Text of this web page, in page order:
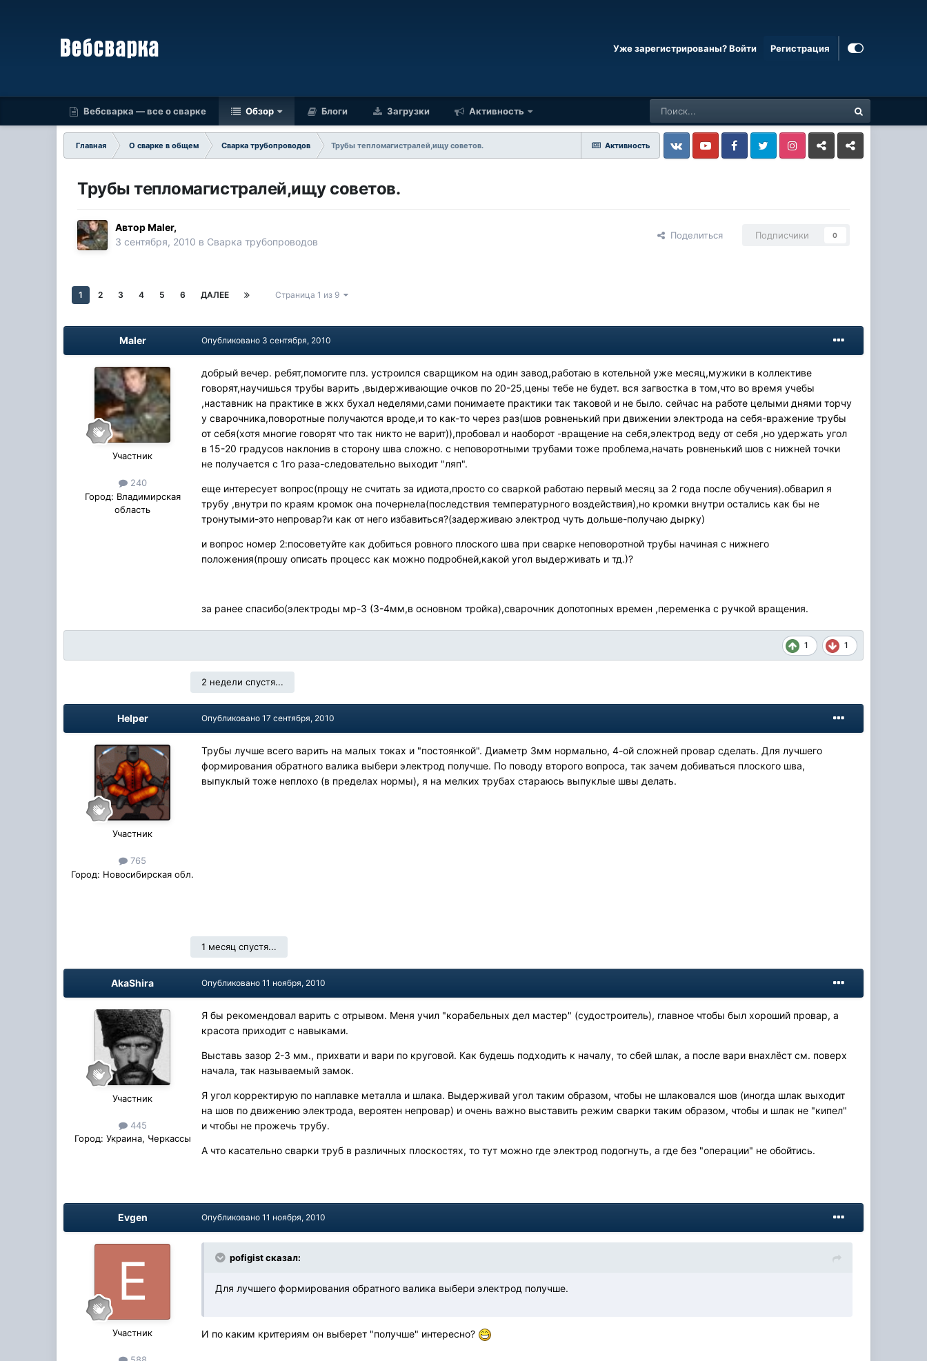
Уже зарегистрированы? Войти Регистрация
Вебсварка — все о сварке Обзор Блоги Загрузки Активность
Активность
Главная О сварке в общем Сварка трубопроводов
Трубы тепломагистралей,ищу советов.
VkontakteYouTube FacebookTwitter InstagramLivejournalOdnoklassniki
Трубы тепломагистралей,ищу советов.
АвторMaler,
3 сентября, 2010 в Сварка трубопроводов
Поделиться Подписчики 0
1 2 3 4 5 6 ДАЛЕЕ Страница 1 из 9
Maler
Участник
240
Город: Владимирская
область
Опубликовано 3 сентября, 2010
добрый вечер. ребят,помогите плз. устроился сварщиком на один завод,работаю в котельной уже месяц,мужики в коллективе
говорят,научишься трубы варить ,выдерживающие очков по 20-25,цены тебе не будет. вся загвостка в том,что во время учебы
,наставник на практике в жкх бухал неделями,сами понимаете практики так таковой и не было. сейчас на работе целыми днями торчу
у сварочника,поворотные получаются вроде,и то как-то через раз(шов ровненький при движении электрода на себя-вражение трубы
от себя(хотя многие говорят что так никто не варит)),пробовал и наоборот -вращение на себя,электрод веду от себя ,но удержать угол
в 15-20 градусов наклонив в сторону шва сложно. с неповоротными трубами тоже проблема,начать ровненький шов с нижней точки
не получается с 1го раза-следовательно выходит "ляп".
еще интересует вопрос(прощу не считать за идиота,просто со сваркой работаю первый месяц за 2 года после обучения).обварил я
трубу ,внутри по краям кромок она почернела(последствия температурного воздействия),но кромки внутри остались как бы не
тронутыми-это непровар?и как от него избавиться?(задерживаю электрод чуть дольше-получаю дырку)
и вопрос номер 2:посоветуйте как добиться ровного плоского шва при сварке неповоротной трубы начиная с нижнего
положения(прошу описать процесс как можно подробней,какой угол выдерживать и тд.)?
за ранее спасибо(электроды мр-3 (3-4мм,в основном тройка),сварочник допотопных времен ,переменка с ручкой вращения.
1 1
2 недели спустя...
Helper
Участник
765
Город: Новосибирская обл.
Опубликовано17 сентября, 2010
Трубы лучше всего варить на малых токах и "постоянкой". Диаметр 3мм нормально, 4-ой сложней провар сделать. Для лучшего
формирования обратного валика выбери электрод получше. По поводу второго вопроса, так зачем добиваться плоского шва,
выпуклый тоже неплохо (в пределах нормы), я на мелких трубах стараюсь выпуклые швы делать.
1 месяц спустя...
AkaShira
Участник
445
Город: Украина, Черкассы
Опубликовано11 ноября, 2010
Я бы рекомендовал варить с отрывом. Меня учил "корабельных дел мастер" (судостроитель), главное чтобы был хороший провар, а
красота приходит с навыками.
Выставь зазор 2-3 мм., прихвати и вари по круговой. Как будешь подходить к началу, то сбей шлак, а после вари внахлёст см. поверх
начала, так называемый замок.
Я угол корректирую по наплавке металла и шлака. Выдерживай угол таким образом, чтобы не шлаковался шов (иногда шлак выходит
на шов по движению электрода, вероятен непровар) и очень важно выставить режим сварки таким образом, чтобы и шлак не "кипел"
и чтобы не прожечь трубу.
А что касательно сварки труб в различных плоскостях, то тут можно где электрод подогнуть, а где без "операции" не обойтись.
Evgen
Участник
Опубликовано11 ноября, 2010
pofigist сказал:
Для лучшего формирования обратного валика выбери электрод получше.
И по каким критериям он выберет "получше" интересно?